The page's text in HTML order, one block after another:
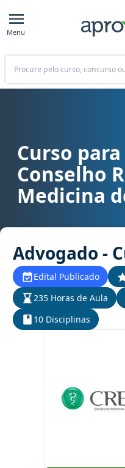
Menu
Buscar
Curso para concurso
Curso
Conselho
Medicina
Advogado -
Edital Publicado
235 Horas de Aula
10 Disciplinas